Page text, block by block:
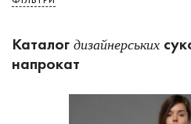
Каталог дизайнерських
напрокат